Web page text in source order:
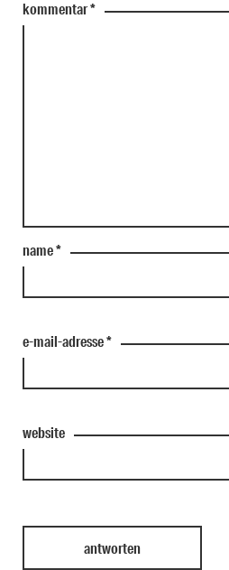
kommentar*
name*
e-mail-adresse*
website